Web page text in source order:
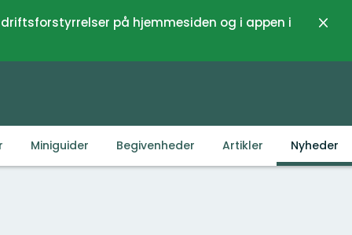
på hjemmesiden og i appen i
Luk
Miniguider Begivenheder Artikler Nyheder